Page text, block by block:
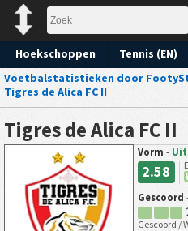
Hoekschoppen Tennis (EN)
Voorspelling
Voetbalstatistieken door
Tigres de Alica FC II
Tigres de Alica FC II
Vorm -
2.58
Gescoord
Gescoord /